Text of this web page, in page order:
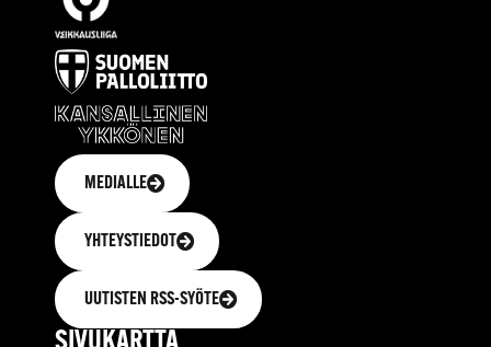
MEDIALLE
YHTEYSTIEDOT
UUTISTEN RSS-SYÖTE